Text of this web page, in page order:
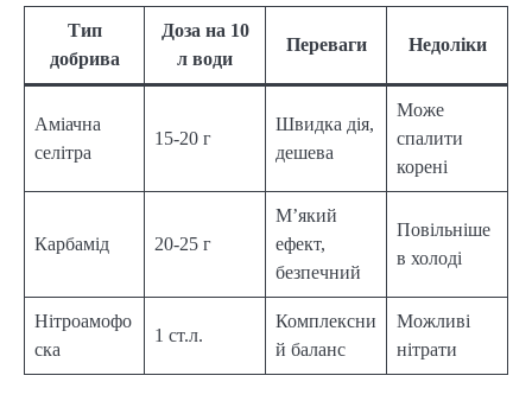
Тип
добрива
Доза на 10
л води
Переваги Недоліки
Аміачна
селітра
15-20 г
Швидка дія,
дешева
Може
спалити
корені
Карбамід 20-25 г
М’який
ефект,
безпечний
Повільніше
в холоді
Нітроамофо
ска
1 ст.л.
Комплексни
й баланс
Можливі
нітрати